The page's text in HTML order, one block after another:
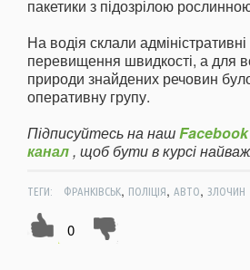
пакетики з підозрілою
На водія склали
перевищення швидкості, а для
природи знайдених речовин
оперативну групу.
Підписуйтесь на нашFacebook
канал, щоб бути в курсі
ТЕГИ: ФРАНКІВСЬК, ПОЛІЦІЯ, АВТО, ЗЛОЧИН
0